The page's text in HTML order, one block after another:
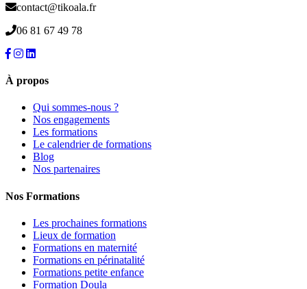
contact@tikoala.fr
06 81 67 49 78
À propos
Qui sommes-nous ?
Nos engagements
Les formations
Le calendrier de formations
Blog
Nos partenaires
Nos Formations
Les prochaines formations
Lieux de formation
Formations en maternité
Formations en périnatalité
Formations petite enfance
Formation Doula